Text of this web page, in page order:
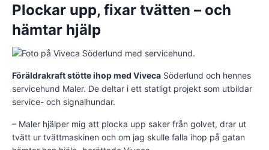
Plockar upp, fixar tvätten – och
hämtar hjälp
Föräldrakraft stötte ihop med Viveca Söderlund och hennes
servicehund Maler. De deltar i ett statligt projekt som utbildar
service- och signalhundar.
– Maler hjälper mig att plocka upp saker från golvet, drar ut
tvätt ur tvättmaskinen och om jag skulle falla ihop på gatan